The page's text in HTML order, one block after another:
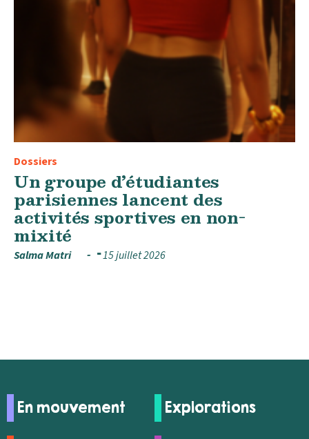
Dossiers
Un groupe d’étudiantes
parisiennes lancent des
activités sportives en non-
mixité
Salma Matri 15 juillet 2026
En mouvement Explorations